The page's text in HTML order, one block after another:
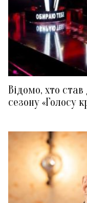
Відомо, хто
сезону «Голосу